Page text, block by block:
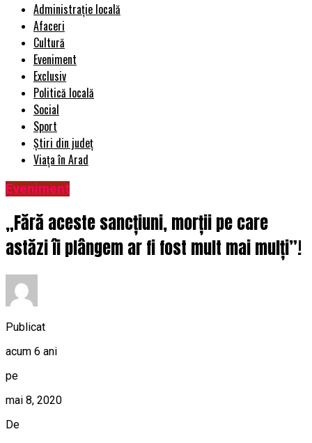
Administrație locală
Afaceri
Cultură
Eveniment
Exclusiv
Politică locală
Social
Sport
Știri din județ
Viața în Arad
Eveniment
„Fără aceste sancțiuni, morții pe care
astăzi îi plângem ar fi fost mult mai mulți”!
Publicat
acum 6 ani
pe
mai 8, 2020
De